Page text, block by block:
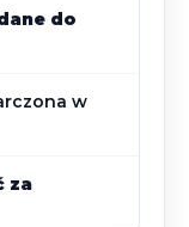
do
w
za